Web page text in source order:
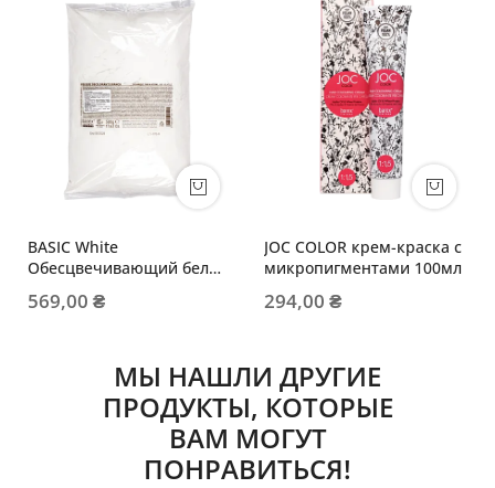
BASIC White
Обесцвечивающий белый
569,00 ₴
JOC COLOR крем-краска с
микропигментами 100мл
294,00 ₴
МЫ НАШЛИ ДРУГИЕ
ПРОДУКТЫ, КОТОРЫЕ
ВАМ МОГУТ
ПОНРАВИТЬСЯ!